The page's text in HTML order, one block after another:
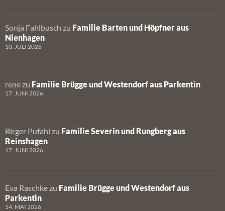
Sonja Fahlbusch zu Familie Barten und Höpfner aus
Nienhagen
10. JULI 2026
rene zu Familie Brügge und Westendorf aus Parkentin
17. JUNI 2026
Birger Pufahl zu Familie Severin und Rungberg aus
Reinshagen
17. JUNI 2026
Eva Raschke zu Familie Brügge und Westendorf aus
Parkentin
14. MAI 2026